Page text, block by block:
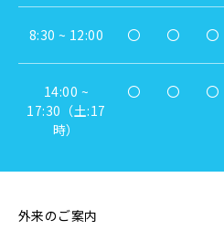
8:30 ~ 12:00 〇 〇 〇
14:00 ~
17:30（土:17
時）
〇 〇 〇
外来のご案内